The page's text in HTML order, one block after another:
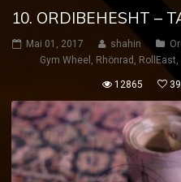
10. ORDIBEHESHT –
Mai 01, 2017 shahin
Gym Wheel , Rhönrad , RollEast,
12865 39